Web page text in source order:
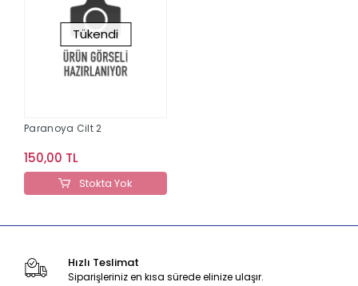
Tükendi
Paranoya Cilt 2
150,00 TL
Stokta Yok
Hızlı Teslimat
Siparişleriniz en kısa sürede elinize ulaşır.